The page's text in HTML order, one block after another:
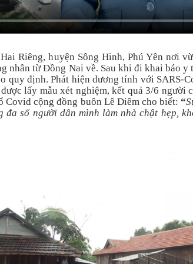
Riêng, huyện Sông Hinh, Phú Yên nơi
nhân từ Đồng Nai về. Sau khi đi khai báo y
quy định. Phát hiện dương tính với SARS-
lấy mẫu xét nghiệm, kết quả 3/6 người
Covid cộng đồng buôn Lê Diêm cho biết: “
đa số người dân mình làm nhà chật hẹp,